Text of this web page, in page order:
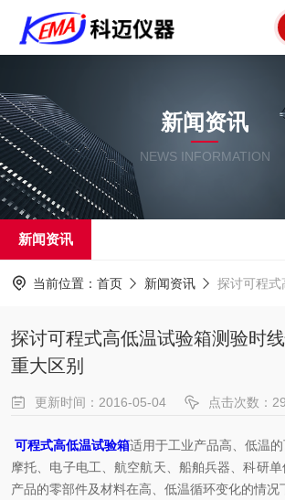
新闻资讯
NEWS INFORMATION
新闻资讯
当前位置： 首页 新闻资讯 探讨可程式高低温试
探讨可程式高低温试验箱测验时
重大区别
更新时间：2016-05-04 点击次数：
可程式高低温试验箱适用于工业产品高、低温
摩托、电子电工、航空航天、船舶兵器、科研
产品的零部件及材料在高、低温循环变化的情况